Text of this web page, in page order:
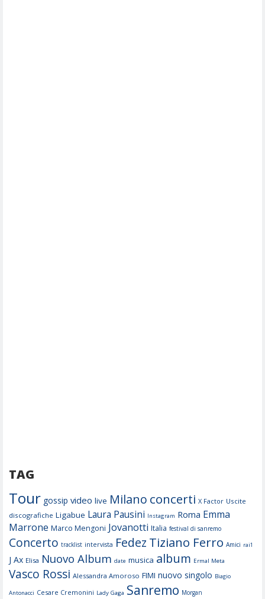
TAG
Tour gossip video live Milano concerti X Factor Uscite
discografiche Ligabue Laura Pausini Instagram Roma Emma
Marrone Marco Mengoni Jovanotti Italia festival di sanremo
Concerto tracklist intervista Fedez Tiziano Ferro Amici rai1
J Ax Elisa Nuovo Album date musica album Ermal Meta
Vasco Rossi Alessandra Amoroso FIMI nuovo singolo Biagio
Antonacci Cesare Cremonini Lady Gaga Sanremo Morgan